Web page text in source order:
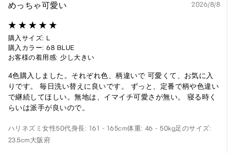
めっちゃ可愛い 2026/8/8
購入サイズ: L
購入カラー: 68 BLUE
お客様の着用感: 少し大きい
4色購入しました。それぞれ色、柄違いで 可愛くて、お気に入
りです。 毎日洗い替えに良いです。 ずっと、定番で柄や色違い
で継続してほしい。無地は、イマイチ可愛さが無い。 寝る時く
らいは派手が良いので。
ハリネズミ女性50代身長: 161 - 165cm体重: 46 - 50kg足のサイズ:
23.5cm大阪府